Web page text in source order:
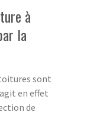
à
la
sont
en effet
de